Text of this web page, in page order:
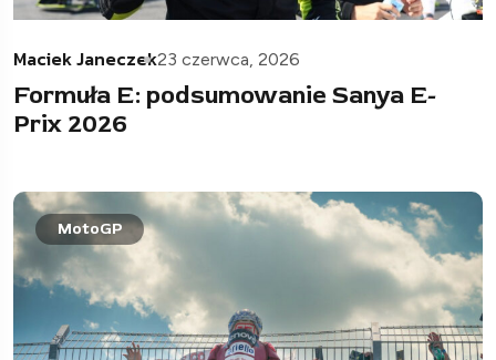
Maciek Janeczek23 czerwca, 2026
Formuła E: podsumowanie Sanya E-
Prix 2026
MotoGP